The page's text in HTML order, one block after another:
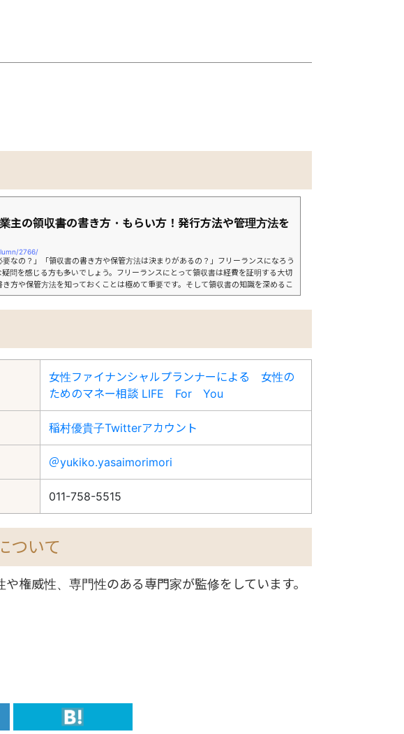
主の領収書の書き方・もらい方！発行方法や管理方法を
2766/
要なの？」「領収書の書き方や保管方法は決まりがあるの？」フリーランスになろう
問を感じる方も多いでしょう。フリーランスにとって領収書は経費を証明する大切
方や保管方法を知っておくことは極めて重要です。そして領収書の知識を深めるこ
この記事を読むと領収書の正しい知識が身につき、節税対策に大いに役立つでしょ
ける領収書に関して、以下の流れで説明して...
女性ファイナンシャルプランナーによる 女性の
ためのマネー相談 LIFE For You
稲村優貴子Twitterアカウント
＠yukiko.yasaimorimori
011-758-5515
ついて
権威性、専門性のある専門家が監修をしています。